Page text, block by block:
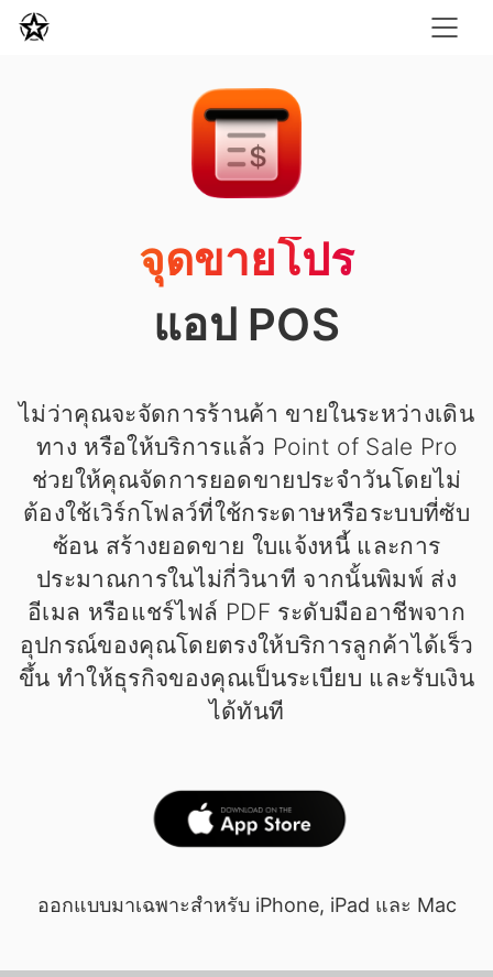
จุดขายโปร
แอป POS
ไม่ว่าคุณจะจัดการร้านค้า ขายในระหว่างเดิน
ทาง หรือให้บริการแล้ว Point of Sale Pro
ช่วยให้คุณจัดการยอดขายประจำวันโดยไม่
ต้องใช้เวิร์กโฟลว์ที่ใช้กระดาษหรือระบบที่ซับ
ซ้อน สร้างยอดขาย ใบแจ้งหนี้ และการ
ประมาณการในไม่กี่วินาที จากนั้นพิมพ์ ส่ง
อีเมล หรือแชร์ไฟล์ PDF ระดับมืออาชีพจาก
อุปกรณ์ของคุณโดยตรงให้บริการลูกค้าได้เร็ว
ขึ้น ทำให้ธุรกิจของคุณเป็นระเบียบ และรับเงิน
ได้ทันที
ออกแบบมาเฉพาะสำหรับ iPhone, iPad และ Mac